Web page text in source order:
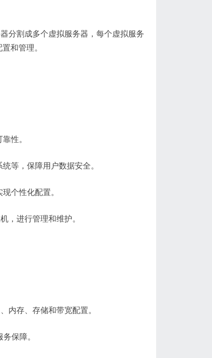
分割成多个虚拟服务器，每个虚拟服务
和管理。
性。
等，保障用户数据安全。
个性化配置。
，进行管理和维护。
内存、存储和带宽配置。
保障。